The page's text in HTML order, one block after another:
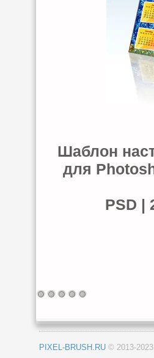
Шаблон
для
PSD |
PIXEL-BRUSH.RU © 2013-